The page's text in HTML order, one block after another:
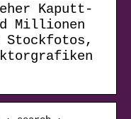
Kaputt-
Millionen